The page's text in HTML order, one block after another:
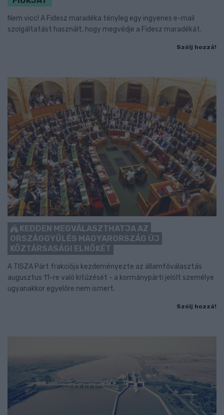
Nem vicc! A Fidesz maradéka tényleg egy ingyenes e-mail
szolgáltatást használt, hogy megvédje a Fidesz maradékát.
Szólj hozzá!
KEDDEN MEGVÁLASZTHATJA AZ
ORSZÁGGYŰLÉS MAGYARORSZÁG ÚJ
KÖZTÁRSASÁGI ELNÖKÉT
A TISZA Párt frakciója kezdeményezte az államfőválasztás
augusztus 11-re való kitűzését - a kormánypárti jelölt személye
ugyanakkor egyelőre nem ismert.
Szólj hozzá!